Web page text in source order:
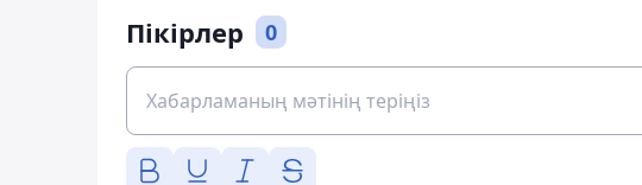
Пікірлер 0